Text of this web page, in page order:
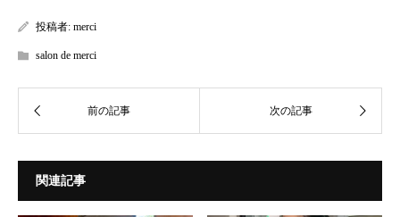
投稿者: merci
salon de merci
関連記事